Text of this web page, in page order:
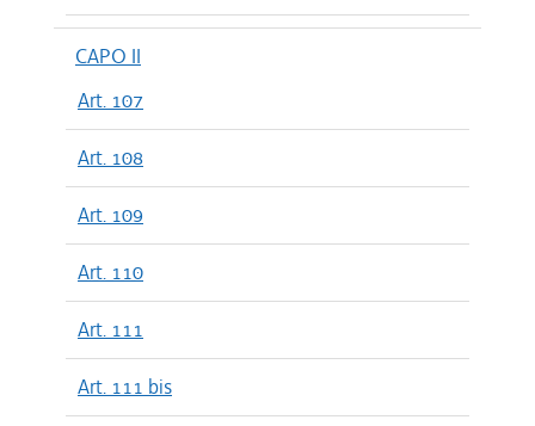
CAPO II
Art. 107
Art. 108
Art. 109
Art. 110
Art. 111
Art. 111 bis